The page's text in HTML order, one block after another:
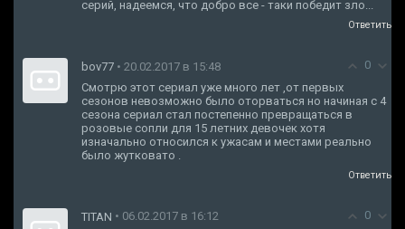
серий, надеемся, что добро все - таки победит зло...
Ответить
0
bov77 • 20.02.2017 в 15:48
Смотрю этот сериал уже много лет ,от первых
сезонов невозможно было оторваться но начиная с 4
сезона сериал стал постепенно превращаться в
розовые сопли для 15 летних девочек хотя
изначально относился к ужасам и местами реально
было жутковато .
Ответить
0
TITAN • 06.02.2017 в 16:12